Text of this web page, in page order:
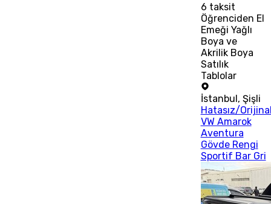
6 taksit
Öğrenciden El
Emeği Yağlı
Boya ve
Akrilik Boya
Satılık
Tablolar
İstanbul, Şişli
Hatasız/
VW Amarok
Aventura
Gövde Rengi
Sportif Bar Gri